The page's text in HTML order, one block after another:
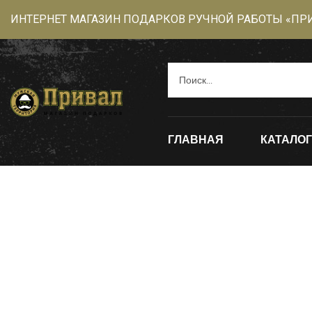
ИНТЕРНЕТ МАГАЗИН ПОДАРКОВ РУЧНОЙ РАБОТЫ
ГЛАВНАЯ КАТАЛОГ